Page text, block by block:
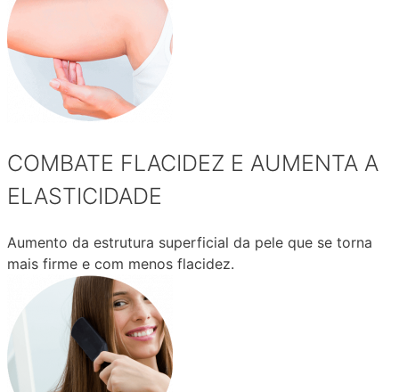
COMBATE FLACIDEZ E AUMENTA A
ELASTICIDADE
Aumento da estrutura superficial da pele que se torna
mais firme e com menos flacidez.